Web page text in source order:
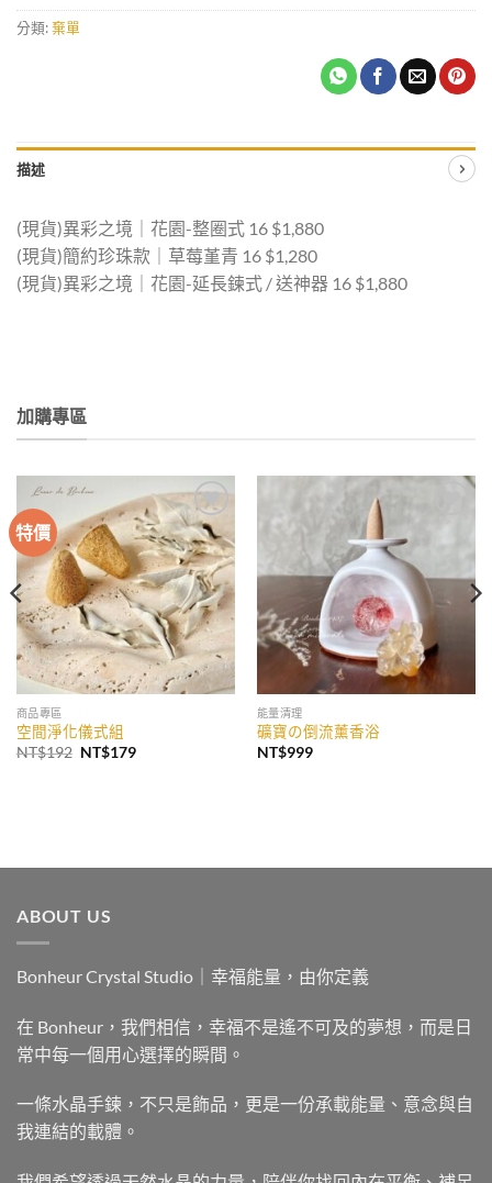
分類:棄單
描述
(現貨)異彩之境｜花園-整圈式 16 $1,880
(現貨)簡約珍珠款｜草莓堇青 16 $1,280
(現貨)異彩之境｜花園-延長鍊式 / 送神器 16 $1,880
加購專區
特價
加入
收藏
商品專區
空間淨化儀式組
NT$192 原
NT$179目
收藏
能量清理
礦寶の倒流薰香浴
NT$999
ABOUT US
Bonheur Crystal Studio｜幸福能量，由你定義
在 Bonheur，我們相信，幸福不是遙不可及的夢想，而是日
常中每一個用心選擇的瞬間。
一條水晶手鍊，不只是飾品，更是一份承載能量、意念與自
我連結的載體。